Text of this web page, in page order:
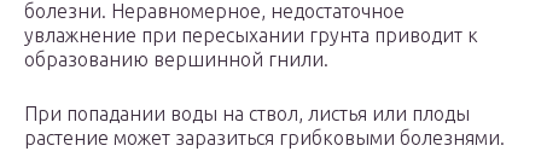
болезни. Неравномерное, недостаточное
увлажнение при пересыхании грунта приводит к
образованию вершинной гнили.
При попадании воды на ствол, листья или плоды
растение может заразиться грибковыми болезнями.